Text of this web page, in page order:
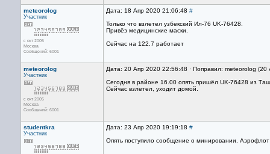
meteorolog
Участник
с окт 2005
Москва
Сообщений: 6001
Дата: 18 Апр 2020 21:06:48 #
Только что взлетел узбекский Ил-76 UK-76428.
Привёз медицинские маски.
Сейчас на 122.7 работает
meteorolog
Участник
с окт 2005
Москва
Сообщений: 6001
Дата: 20 Апр 2020 22:56:48 · Поправил: meteorolog
Сегодня в районе 16.00 опять пришёл UK-76428 из
Сейчас взлетел, уходит домой.
studentkra
Участник
Дата: 23 Апр 2020 19:19:18 #
Опять поступило сообщение о минировании.